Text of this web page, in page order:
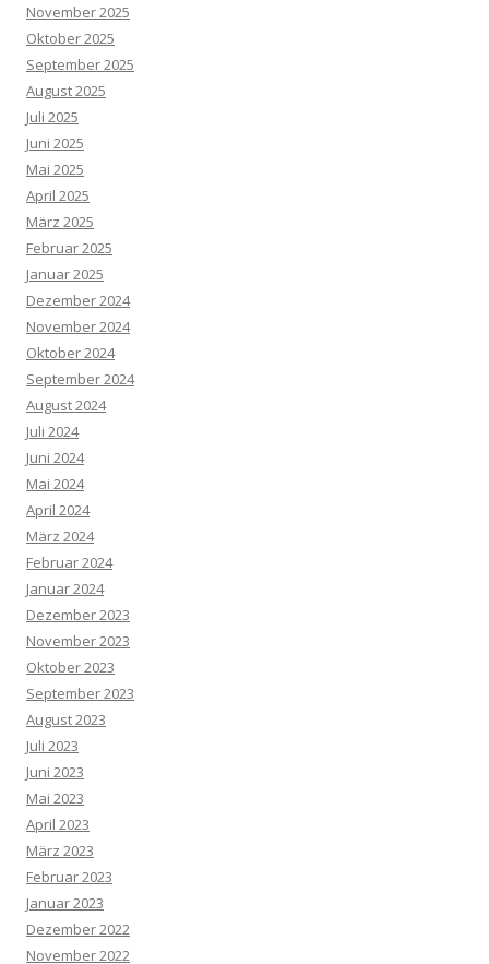
November 2025
Oktober 2025
September 2025
August 2025
Juli 2025
Juni 2025
Mai 2025
April 2025
März 2025
Februar 2025
Januar 2025
Dezember 2024
November 2024
Oktober 2024
September 2024
August 2024
Juli 2024
Juni 2024
Mai 2024
April 2024
März 2024
Februar 2024
Januar 2024
Dezember 2023
November 2023
Oktober 2023
September 2023
August 2023
Juli 2023
Juni 2023
Mai 2023
April 2023
März 2023
Februar 2023
Januar 2023
Dezember 2022
November 2022